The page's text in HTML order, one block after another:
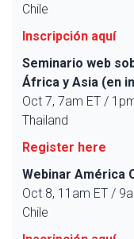
Chile
Inscripción aquí
Seminario web
África y Asia (en
Oct 7, 7am ET /
Thailand
Register here
Webinar América
Oct 8, 11am ET /
Chile